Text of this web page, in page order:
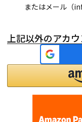
またはメール（
上記以外のアカ